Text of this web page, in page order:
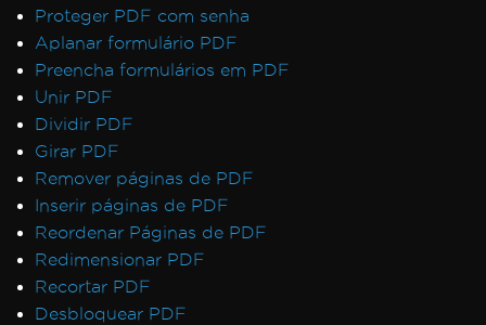
Proteger PDF com senha
Aplanar formulário PDF
Preencha formulários em PDF
Unir PDF
Dividir PDF
Girar PDF
Remover páginas de PDF
Inserir páginas de PDF
Reordenar Páginas de PDF
Redimensionar PDF
Recortar PDF
Desbloquear PDF